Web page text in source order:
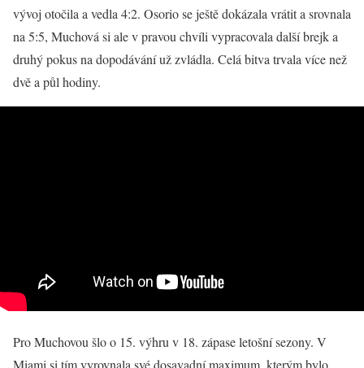
vývoj otočila a vedla 4:2. Osorio se ještě dokázala vrátit a srovnala
na 5:5, Muchová si ale v pravou chvíli vypracovala další brejk a
druhý pokus na dopodávání už zvládla. Celá bitva trvala více než
dvě a půl hodiny.
Pro Muchovou šlo o 15. výhru v 18. zápase letošní sezony. V
Miami si tím vyrovnala své dosavadní maximum, kterým bylo